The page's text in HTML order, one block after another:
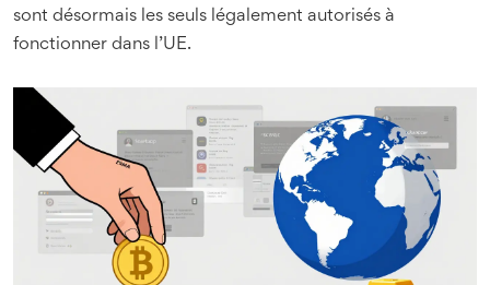
sont désormais les seuls légalement autorisés à
fonctionner dans l’UE.